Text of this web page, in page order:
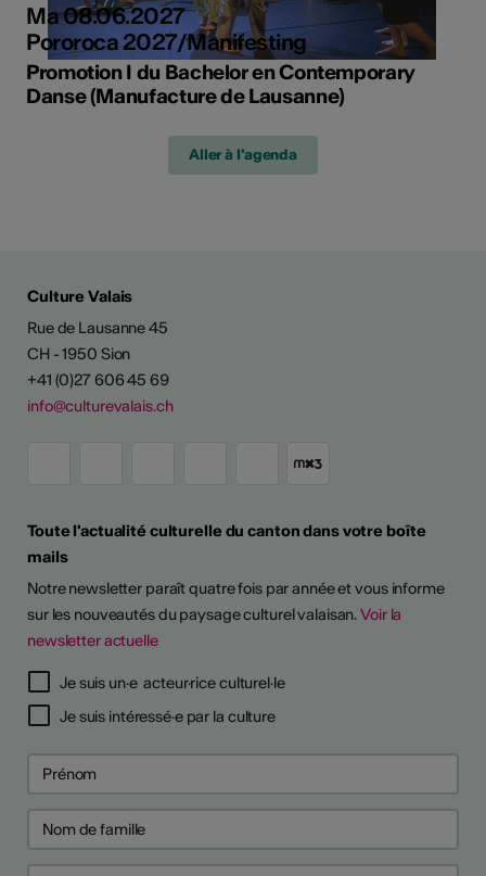
Ma 08.06.2027
Pororoca 2027/Manifesting
Promotion I du Bachelor en Contemporary
Danse (Manufacture de Lausanne)
Aller à l'agenda
Culture Valais
Rue de Lausanne 45
CH - 1950 Sion
+41 (0)27 606 45 69
info@culturevalais.ch
Toute l'actualité culturelle du canton dans votre boîte
mails
Notre newsletter paraît quatre fois par année et vous informe
sur les nouveautés du paysage culturel valaisan.Voir la
newsletter actuelle
Je suis un·e acteur·rice culturel·le
Je suis intéressé·e par la culture